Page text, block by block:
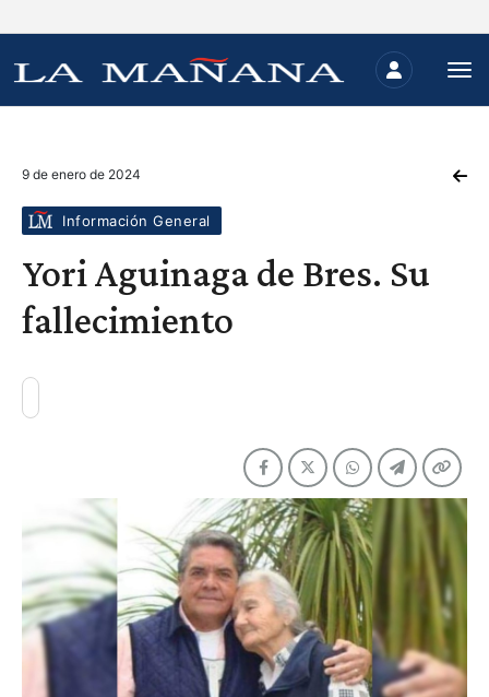
9 de enero de 2024
Información General
Yori Aguinaga de Bres. Su
fallecimiento